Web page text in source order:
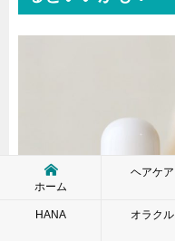
ホーム
ヘアケア
HANA オラクル